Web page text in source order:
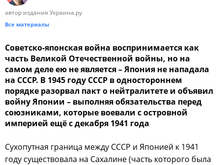
автор издания Украина.ру
Все материалы
Советско-японская война воспринимается как
часть Великой Отечественной войны, но на
самом деле ею не является – Япония не нападала
на СССР. В 1945 году СССР в одностороннем
порядке разорвал пакт о нейтралитете и объявил
войну Японии – выполняя обязательства перед
союзниками, которые воевали с островной
империей ещё с декабря 1941 года
Сухопутная граница между СССР и Японией к 1941
году существовала на Сахалине (часть которого была